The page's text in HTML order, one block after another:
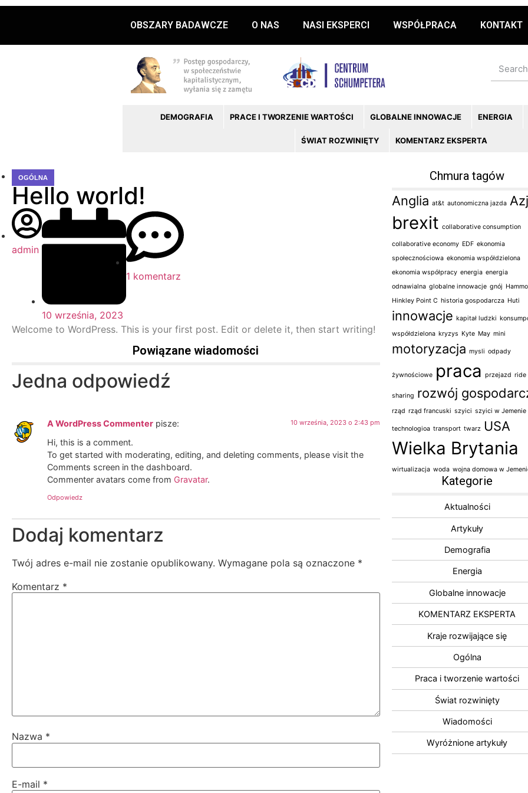
OBSZARY BADAWCZE O NAS NASI EKSPERCI WSPÓŁPRACA KONTAKT
DEMOGRAFIA PRACE I TWORZENIE WARTOŚCI GLOBALNE INNOWACJE ENERGIA
ŚWIAT ROZWINIĘTY KOMENTARZ EKSPERTA
OGÓLNA
Hello world!
admin
10 września, 2023
1 komentarz
Welcome to WordPress. This is your first post. Edit or delete it, then start writing!
Powiązane wiadomości
Jedna odpowiedź
A WordPress Commenter pisze: 10 września, 2023 o 2:43 pm
Hi, this is a comment.
To get started with moderating, editing, and deleting comments, please visit the
Comments screen in the dashboard.
Commenter avatars come from Gravatar.
Odpowiedz
Dodaj komentarz
Twój adres e-mail nie zostanie opublikowany. Wymagane pola są oznaczone *
Komentarz *
Nazwa *
E-mail *
Chmura tagów
Anglia at&t autonomiczna jazda
brexit collaborative consumption
collaborative economy EDF ekonomia
społecznościowa ekonomia współdzielona
ekonomia współpracy energia energia
odnawialna globalne innowacje gnój
Hinkley Point C historia gospodarcza Huti
innowacje kapitał ludzki
współdzielona kryzys Kyte May mini
motoryzacja mysli odpady
żywnościowe praca przejazd ride
sharing rozwój
rząd rząd francuski szyici szyici w Jemenie
technologioa transport twarz USA
Wielka Brytania
wirtualizacja woda wojna domowa w
Kategorie
Aktualności
Artykuły
Demografia
Energia
Globalne innowacje
KOMENTARZ EKSPERTA
Kraje rozwijające się
Ogólna
Praca i tworzenie wartości
Świat rozwinięty
Wiadomości
Wyróżnione artykuły